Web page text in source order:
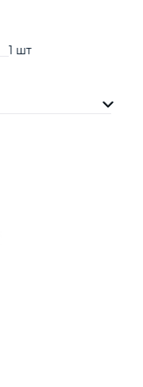
1 шт